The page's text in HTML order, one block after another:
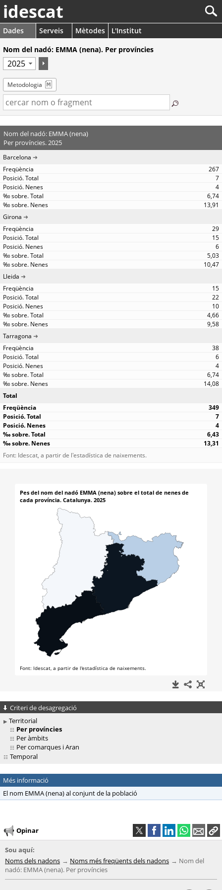
idescat
Dades Serveis Mètodes
L'Institut
Nom del nadó: EMMA (nena). Per províncies
Metodologia
Nom del nadó: EMMA (nena)
Per províncies. 2025
Barcelona
267
7
4
6,74
13,91
Girona
29
15
6
5,03
10,47
Lleida
15
22
10
4,66
9,58
Tarragona
38
6
4
6,74
14,08
Total
349
7
4
6,43
13,31
Font: Idescat, a partir de l'estadística de naixements.
Criteri de desagregació
Territorial
Per províncies
Per àmbits
Per comarques i Aran
Temporal
Més informació
El nom EMMA (nena) al conjunt de la població
Opinar
Sou aquí:
Noms dels nadons
Noms més freqüents dels nadons
Nom del
nadó: EMMA (nena). Per províncies